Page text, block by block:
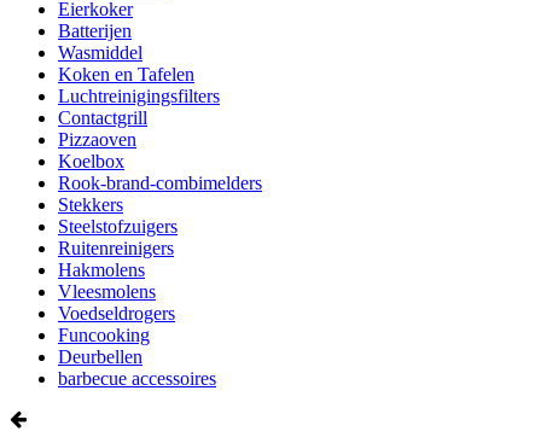
Eierkoker
Batterijen
Wasmiddel
Koken en Tafelen
Luchtreinigingsfilters
Contactgrill
Pizzaoven
Koelbox
Rook-brand-combimelders
Stekkers
Steelstofzuigers
Ruitenreinigers
Hakmolens
Vleesmolens
Voedseldrogers
Funcooking
Deurbellen
barbecue accessoires